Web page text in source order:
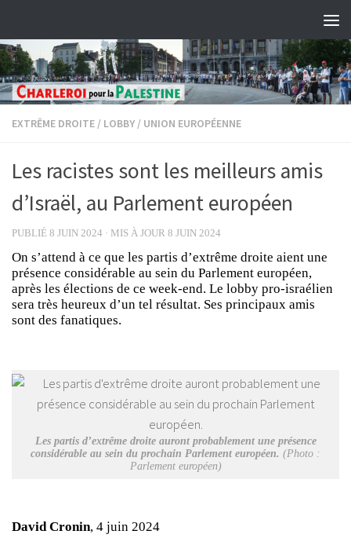
EXTRÊME DROITE / LOBBY / UNION EUROPÉENNE
Les racistes sont les meilleurs amis
d’Israël, au Parlement européen
PUBLIÉ 8 JUIN 2024 · MIS À JOUR 8 JUIN 2024
On s’attend à ce que les partis d’extrême droite aient une
présence considérable au sein du Parlement européen,
après les élections de ce week-end. Le lobby pro-israélien
sera très heureux d’un tel résultat. Ses principaux amis
sont des fanatiques.
Les partis d’extrême droite auront probablement une présence
considérable au sein du prochain Parlement européen. (Photo :
Parlement européen)
David Cronin, 4 juin 2024